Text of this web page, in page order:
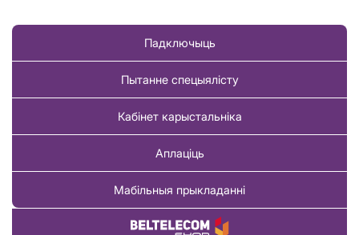
Падключыць
Пытанне спецыялісту
Кабінет карыстальніка
Аплаціць
Мабільныя прыкладанні
Купіць тавар